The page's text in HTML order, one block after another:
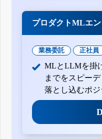
プロダクトMLエ
業務委託 正社員
MLとLLMを掛
までをスピー
落とし込むポジ